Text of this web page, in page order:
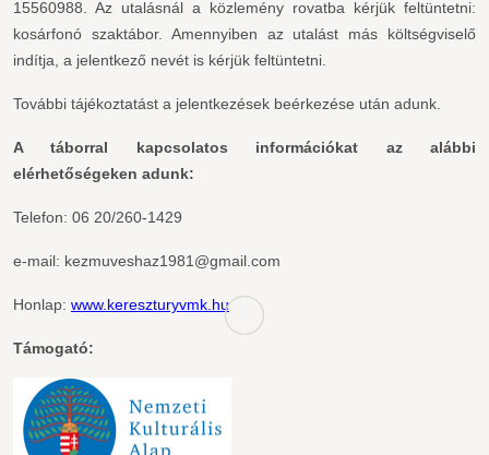
15560988. Az utalásnál a közlemény rovatba kérjük feltüntetni:
kosárfonó szaktábor. Amennyiben az utalást más költségviselő
indítja, a jelentkező nevét is kérjük feltüntetni.
További tájékoztatást a jelentkezések beérkezése után adunk.
A táborral kapcsolatos információkat az alábbi
elérhetőségeken adunk:
Telefon: 06 20/260-1429
e-mail: kezmuveshaz1981@gmail.com
Honlap: www.kereszturyvmk.hu
Támogató: